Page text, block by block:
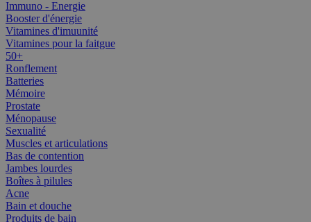
Immuno - Energie
Booster d'énergie
Vitamines d'imuunité
Vitamines pour la faitgue
50+
Ronflement
Batteries
Mémoire
Prostate
Ménopause
Sexualité
Muscles et articulations
Bas de contention
Jambes lourdes
Boîtes à pilules
Acne
Bain et douche
Produits de bain